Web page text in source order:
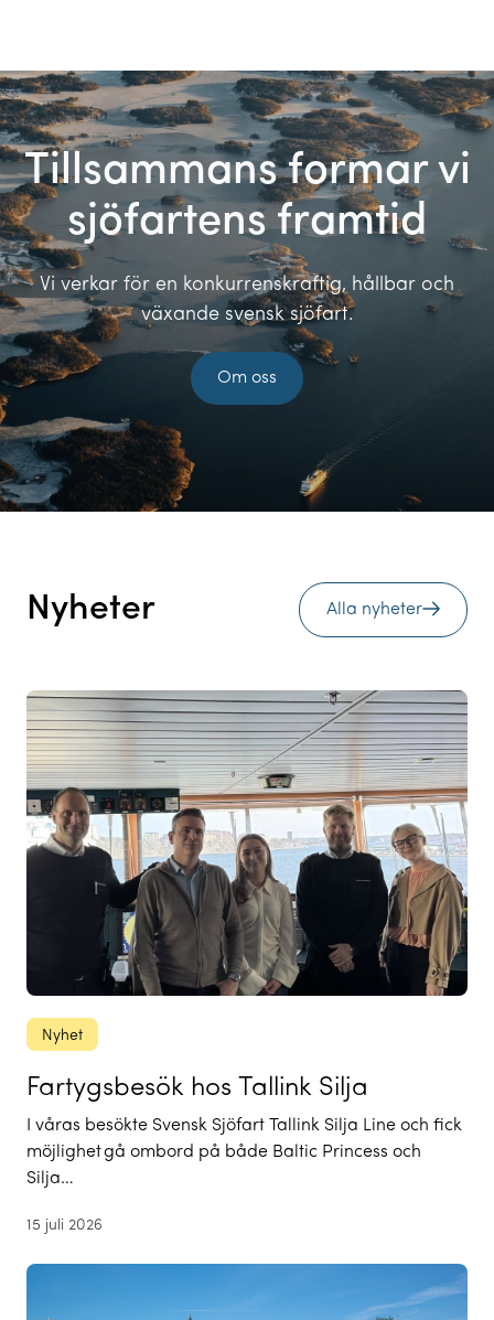
Tillsammans formar vi
sjöfartens framtid
Vi verkar för en konkurrenskraftig, hållbar och
växande svensk sjöfart.
Om oss
Nyheter Alla nyheter
Nyhet
Fartygsbesök hos Tallink Silja
I våras besökte Svensk Sjöfart Tallink Silja Line och fick
möjlighet gå ombord på både Baltic Princess och
Silja…
15 juli 2026